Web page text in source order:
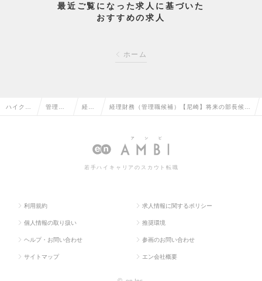
最近ご覧になった求人に基づいた
おすすめの求人
ホーム
ハイクラ 管理部 経理 経理財務（管理職候補）【尼崎】将来の部長候補
求人情報
若手ハイキャリアのスカウト転職
利用規約 求人情報に関するポリシー
個人情報の取り扱い 推奨環境
ヘルプ・お問い合わせ 参画のお問い合わせ
サイトマップ エン会社概要